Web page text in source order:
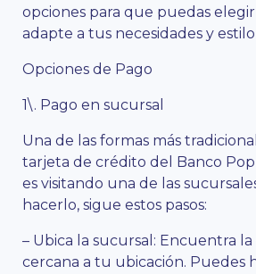
opciones para que puedas
adapte a tus necesidades y
Opciones de Pago
1\. Pago en sucursal
Una de las formas más
tarjeta de crédito del Banco
es visitando una de las
hacerlo, sigue estos pasos:
– Ubica la sucursal: Encuentra
cercana a tu ubicación. Puedes